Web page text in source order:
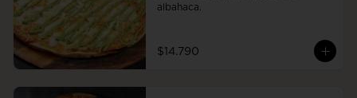
albahaca.
$14.790